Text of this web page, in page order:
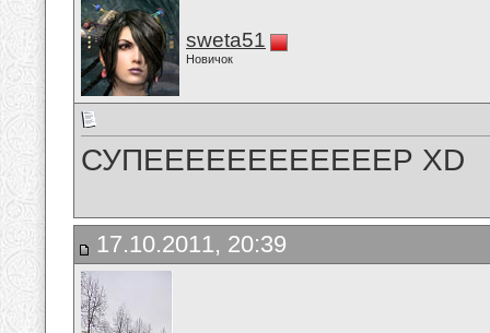
sweta51
Новичок
СУПЕЕЕЕЕЕЕЕЕЕЕЕР XD
17.10.2011, 20:39